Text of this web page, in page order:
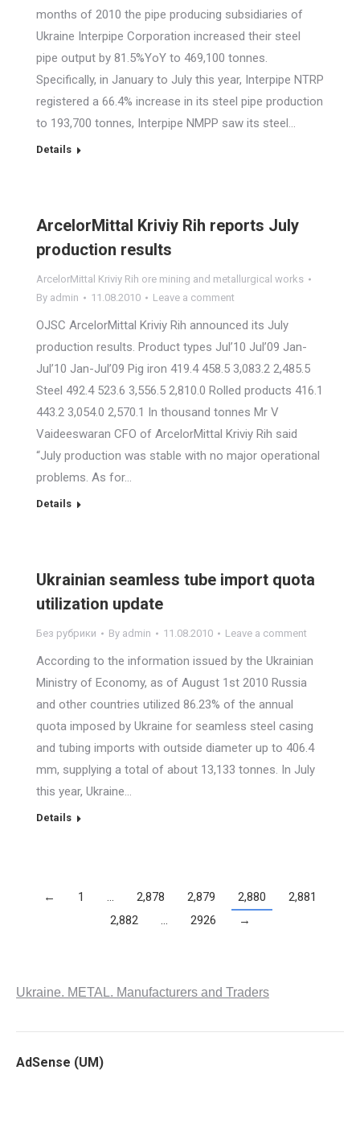
months of 2010 the pipe producing subsidiaries of
Ukraine Interpipe Corporation increased their steel
pipe output by 81.5%YoY to 469,100 tonnes.
Specifically, in January to July this year, Interpipe NTRP
registered a 66.4% increase in its steel pipe production
to 193,700 tonnes, Interpipe NMPP saw its steel…
Details
ArcelorMittal Kriviy Rih reports July
production results
ArcelorMittal Kriviy Rih ore mining and metallurgical works
By admin 11.08.2010 Leave a comment
OJSC ArcelorMittal Kriviy Rih announced its July
production results. Product types Jul’10 Jul’09 Jan-
Jul’10 Jan-Jul’09 Pig iron 419.4 458.5 3,083.2 2,485.5
Steel 492.4 523.6 3,556.5 2,810.0 Rolled products 416.1
443.2 3,054.0 2,570.1 In thousand tonnes Mr V
Vaideeswaran CFO of ArcelorMittal Kriviy Rih said
“July production was stable with no major operational
problems. As for…
Details
Ukrainian seamless tube import quota
utilization update
Без рубрики By admin 11.08.2010 Leave a comment
According to the information issued by the Ukrainian
Ministry of Economy, as of August 1st 2010 Russia
and other countries utilized 86.23% of the annual
quota imposed by Ukraine for seamless steel casing
and tubing imports with outside diameter up to 406.4
mm, supplying a total of about 13,133 tonnes. In July
this year, Ukraine…
Details
← 1 … 2,878 2,879 2,880
2,881
2,882
… 2926 →
Ukraine. METAL. Manufacturers and Traders
AdSense (UM)